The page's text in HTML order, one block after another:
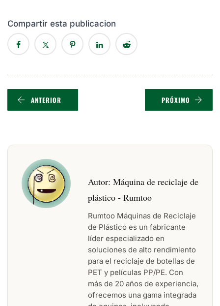
Compartir esta publicacion
ANTERIOR PRÓXIMO
Autor: Máquina de reciclaje de
plástico - Rumtoo
Rumtoo Máquinas de Reciclaje
de Plástico es un fabricante
líder especializado en
soluciones de alto rendimiento
para el reciclaje de botellas de
PET y películas PP/PE. Con
más de 20 años de experiencia,
ofrecemos una gama integrada